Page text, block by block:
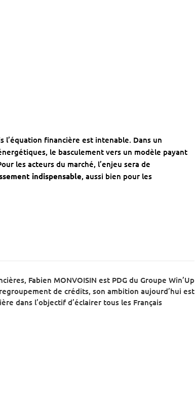
l’équation financière est intenable. Dans un
le basculement vers un modèle payant
les acteurs du marché, l’enjeu sera de
indispensable, aussi bien pour les
Fabien MONVOISIN est PDG du Groupe Win’Up
de crédits, son ambition aujourd’hui est
dans l’objectif d’éclairer tous les Français